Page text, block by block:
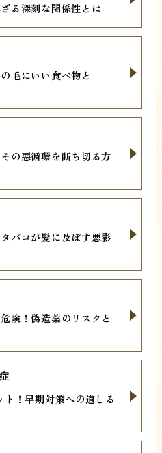
る深刻な関係性とは
毛にいい食べ物と
の悪循環を断ち切る方
バコが髪に及ぼす悪影
険！偽造薬のリスクと
！早期対策への道しる